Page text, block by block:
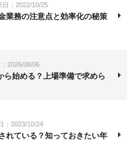
日：2022/10/25
業務の注意点と効率化の秘策
2026/08/06
ら始める？上場準備で求めら
：2023/10/24
れている？知っておきたい年